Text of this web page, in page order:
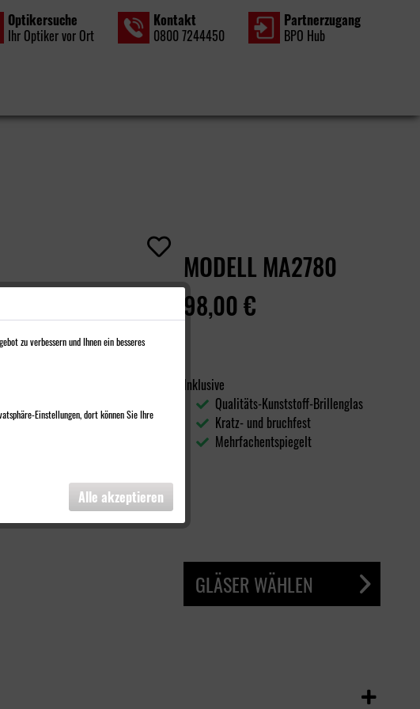
Optikersuche
Ihr Optiker vor Ort
Kontakt
0800 7244450
Partner­zugang
BPO Hub
MODELL MA2780
98,00 €
Inklusive
Qualitäts-Kunststoff-Brillenglas
Kratz- und bruchfest
Mehrfachentspiegelt
GLÄSER WÄHLEN
zu verbessern und Ihnen ein besseres
Einstellungen, dort können Sie Ihre
Alle akzeptieren